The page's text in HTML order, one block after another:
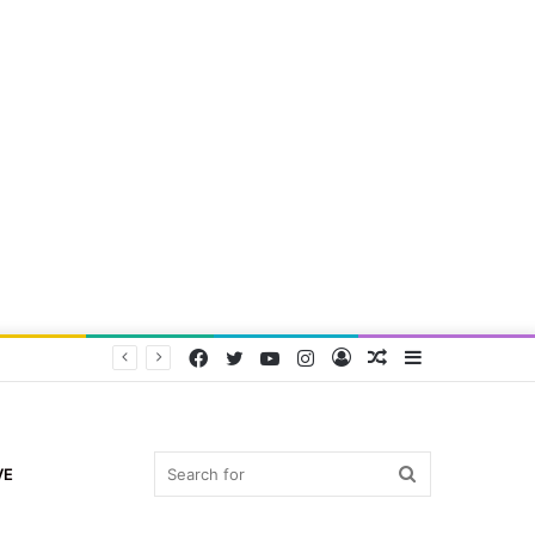
Random
Log
Instagram
YouTube
Twitter
Facebook